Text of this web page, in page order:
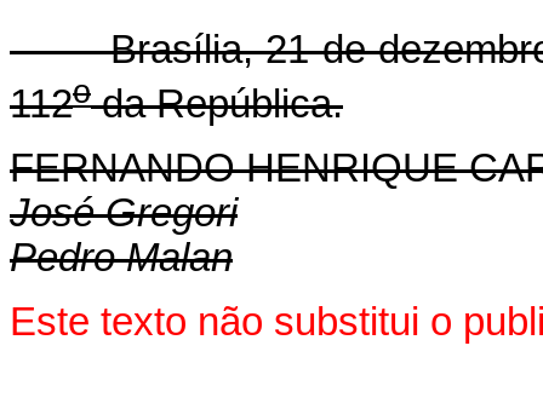
Brasília, 21 de dezembro
112oda República.
FERNANDO HENRIQUE
José Gregori
Pedro Malan
Este texto não substitui o